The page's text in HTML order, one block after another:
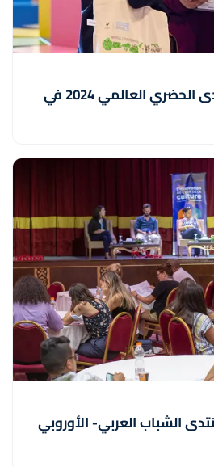
مصر تستضيف المنتدى الحضري العالمي 2024 في
الشباب العربي- الأوروبي